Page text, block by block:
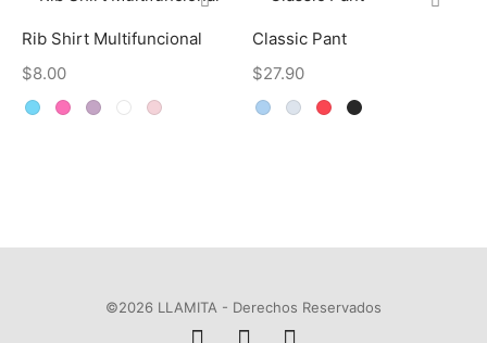
Rib Shirt Multifuncional
$8.00
Classic Pant
$27.90
©2026 LLAMITA - Derechos Reservados